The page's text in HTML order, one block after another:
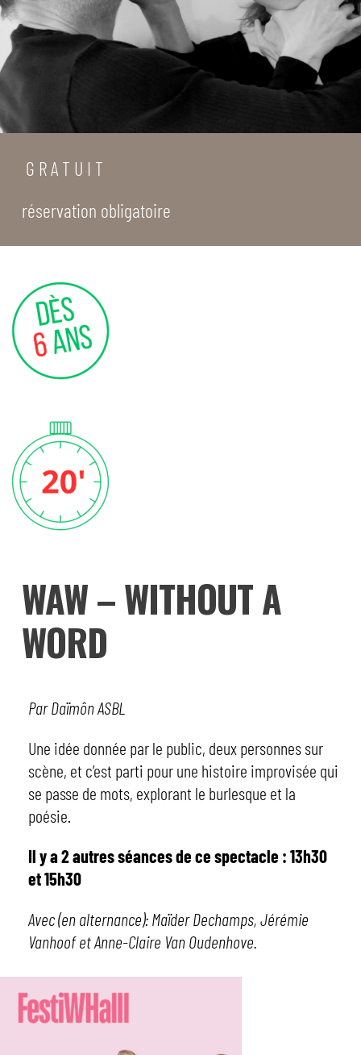
G R A T U I T
réservation obligatoire
WAW – WITHOUT A
WORD
Par Daïmôn ASBL
Une idée donnée par le public, deux personnes sur
scène, et c’est parti pour une histoire improvisée qui
se passe de mots, explorant le burlesque et la
poésie.
Il y a 2 autres séances de ce spectacle : 13h30
et 15h30
Avec (en alternance): Maïder Dechamps, Jérémie
Vanhoof et Anne-Claire Van Oudenhove.